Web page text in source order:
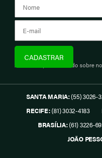
Assine e fique informado sobre
SANTA MARIA:(55) 3026-
RECIFE:(81) 3032-4183
BRASÍLIA:(61) 3226-
JOÃO